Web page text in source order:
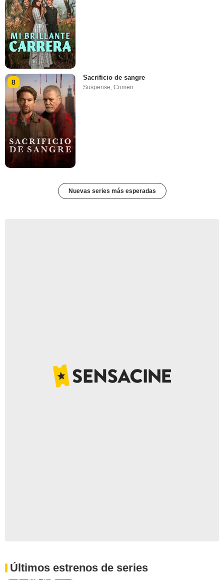
8
Sacrificio de sangre
Suspense,Crimen
Nuevas series más esperadas
Últimos estrenos de series